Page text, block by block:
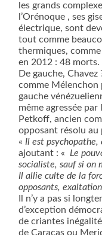
les grands
l’Orénoque , ses
électrique, sont
tout comme
thermiques, comme
en 2012 : 48 morts.
De gauche,
comme
gauche
même agressée
Petkoff, ancien
opposant résolu au
«Il est
ajoutant : «Le
socialiste, sauf si on
Il allie culte de la
opposants,
Il n’y a pas si
d’exception
de criantes
de Caracas ou